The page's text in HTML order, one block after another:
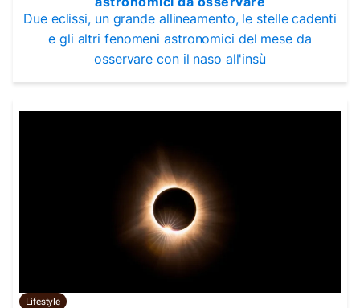
Due eclissi, un grande allineamento, le stelle cadenti
e gli altri fenomeni astronomici del mese da
osservare con il naso all'insù
Lifestyle